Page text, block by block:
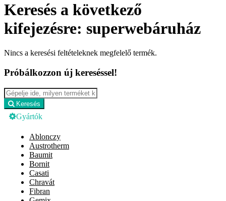
Keresés a következő
kifejezésre: superwebáruház
Nincs a keresési feltételeknek megfelelő termék.
Próbálkozzon új kereséssel!
Keresés
Gyártók
Ablonczy
Austrotherm
Baumit
Bornit
Casati
Chravát
Fibran